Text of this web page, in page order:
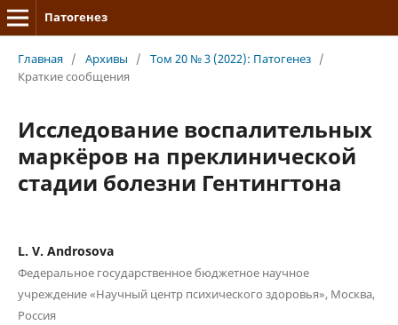
Патогенез
Главная / Архивы / Том 20 № 3 (2022): Патогенез /
Краткие сообщения
Исследование воспалительных
маркёров на преклинической
стадии болезни Гентингтона
L. V. Androsova
Федеральное государственное бюджетное научное
учреждение «Научный центр психического здоровья», Москва,
Россия